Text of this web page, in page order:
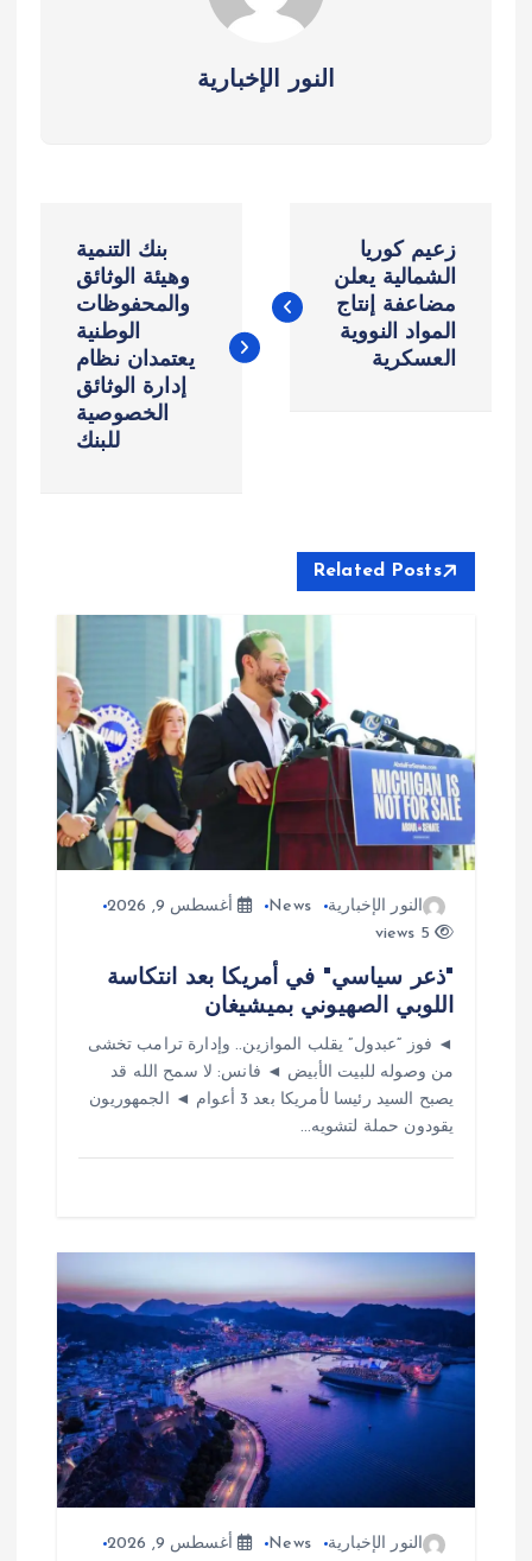
النور الإخبارية
ص
م
ت
زعيم كوريا
الشمالية يعلن
مضاعفة إنتاج
المواد النووية
العسكرية
بنك التنمية
وهيئة الوثائق
والمحفوظات
الوطنية
يعتمدان نظام
إدارة الوثائق
الخصوصية
للبنك
Related Posts
النور الإخبارية News
أغسطس 9, 2026
5 views
"ذعر سياسي" في أمريكا بعد انتكاسة
اللوبي الصهيوني بميشيغان
◄ فوز “عبدول” يقلب الموازين.. وإدارة ترامب تخشى
من وصوله للبيت الأبيض ◄ فانس: لا سمح الله قد
يصبح السيد رئيسا لأمريكا بعد 3 أعوام ◄ الجمهوريون
يقودون حملة لتشويه…
النور الإخبارية News
أغسطس 9, 2026